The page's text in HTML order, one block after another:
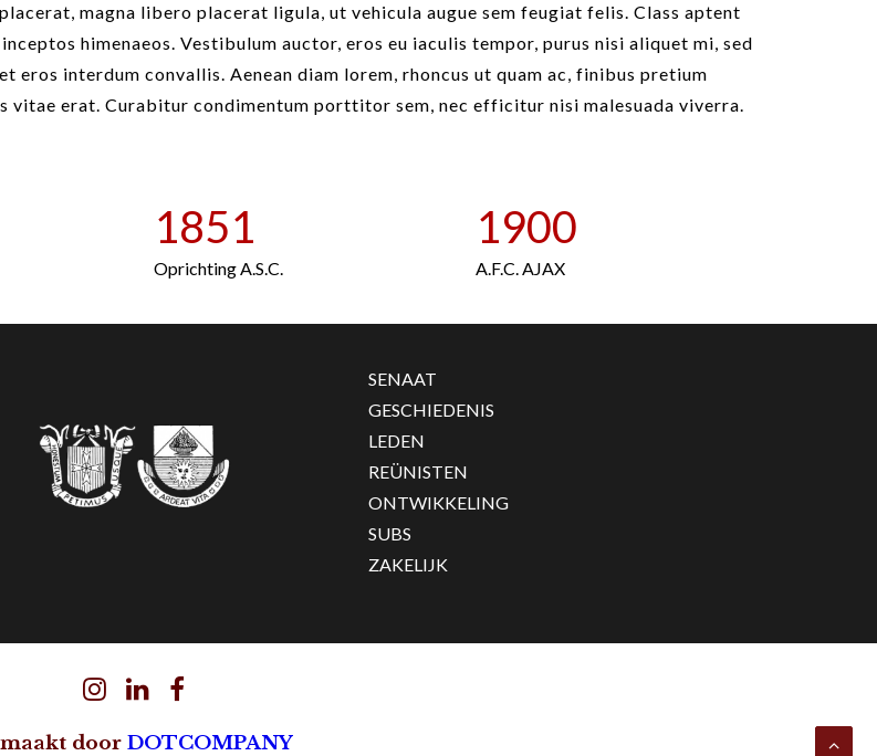
magna libero placerat ligula, ut vehicula augue sem feugiat felis. Class aptent
himenaeos. Vestibulum auctor, eros eu iaculis tempor, purus nisi aliquet mi, sed
eros interdum convallis. Aenean diam lorem, rhoncus ut quam ac, finibus pretium
vitae erat. Curabitur condimentum porttitor sem, nec efficitur nisi malesuada viverra.
1851
Oprichting A.S.C.
1900
A.F.C. AJAX
SENAAT
GESCHIEDENIS
LEDEN
REÜNISTEN
ONTWIKKELING
SUBS
ZAKELIJK
door DOTCOMPANY